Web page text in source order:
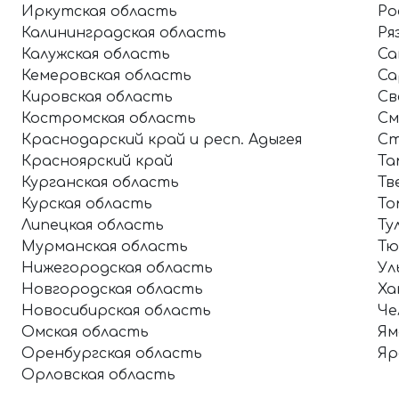
Иркутская область
Калининградская область
Калужская область
Кемеровская область
Кировская область
Костромская область
Краснодарский край и респ. Адыгея
Красноярский край
Курганская область
Курская область
Липецкая область
Мурманская область
Нижегородская область
Новгородская область
Новосибирская область
Омская область
Оренбургская область
Орловская область